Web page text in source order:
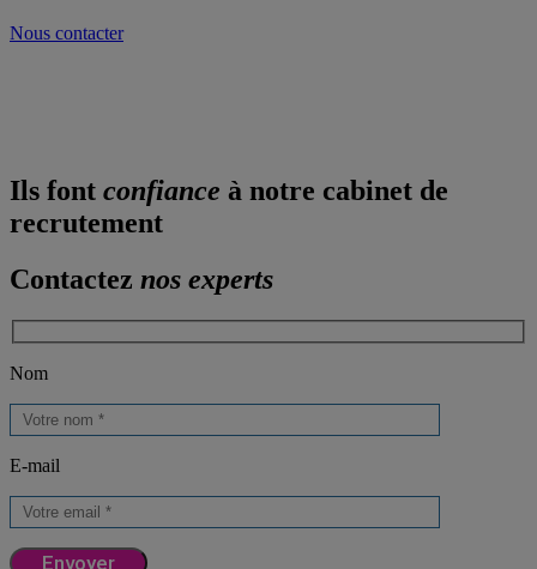
Nous contacter
Ils font confiance à notre cabinet de
recrutement
Contactez nos experts
Nom
E-mail